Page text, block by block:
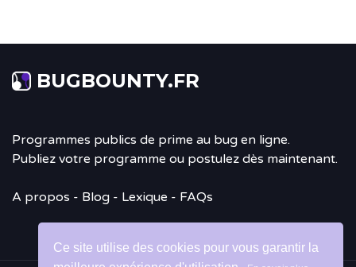
Ce site utilise des cookies pour vous garantir la
BUGBOUNTY.FR
Programmes publics de prime au bug en ligne.
Publiez votre programme ou postulez dès maintenant.
A propos - Blog - Lexique - FAQs